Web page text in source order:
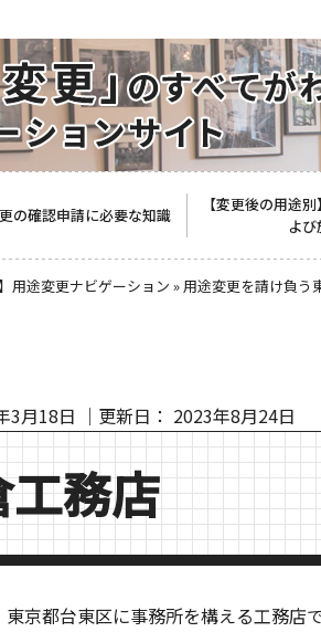
の確認申請に必要な知識
【変更後の用途
よ
用途変更ナビゲーション »用途変更を請け負う
3月18日 ｜更新日： 2023年8月24日
務店
京都台東区に事務所を構える工務店